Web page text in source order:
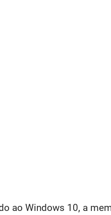
ao Windows 10, a